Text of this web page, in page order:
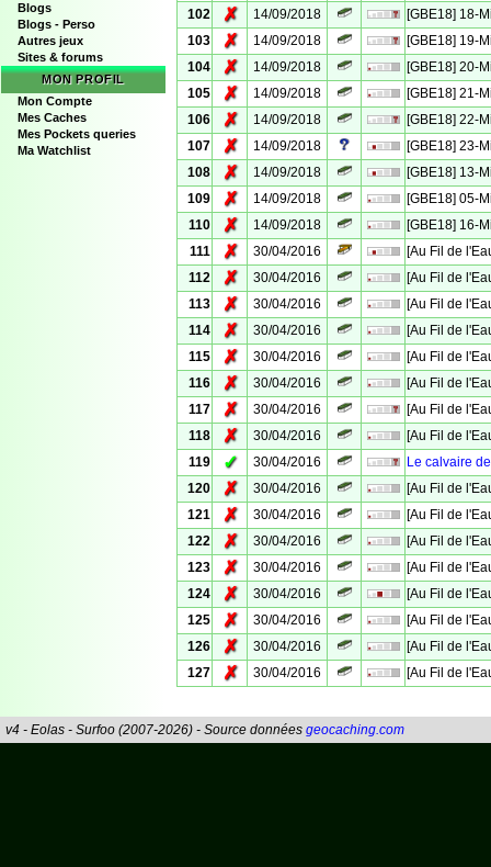
Blogs
Blogs - Perso
Autres jeux
Sites & forums
MON PROFIL
Mon Compte
Mes Caches
Mes Pockets queries
Ma Watchlist
102
✗ 14/09/2018
[GBE18] 18-
103
✗ 14/09/2018
[GBE18] 19-
104
✗ 14/09/2018
[GBE18] 20-
105
✗ 14/09/2018
[GBE18] 21-
106
✗ 14/09/2018
[GBE18] 22-
107
✗ 14/09/2018
[GBE18] 23-
108
✗ 14/09/2018
[GBE18] 13-
109
✗ 14/09/2018
[GBE18] 05-
110
✗ 14/09/2018
[GBE18] 16-
111
✗ 30/04/2016
[Au Fil de
112
✗ 30/04/2016
[Au Fil de
113
✗ 30/04/2016
[Au Fil de
114
✗ 30/04/2016
[Au Fil de
115
✗ 30/04/2016
[Au Fil de
116
✗ 30/04/2016
[Au Fil de
117
✗ 30/04/2016
[Au Fil de
118
✗ 30/04/2016
[Au Fil de
119
✓ 30/04/2016
Le calvaire
120
✗ 30/04/2016
[Au Fil de
121
✗ 30/04/2016
[Au Fil de
122
✗ 30/04/2016
[Au Fil de
123
✗ 30/04/2016
[Au Fil de
124
✗ 30/04/2016
[Au Fil de
125
✗ 30/04/2016
[Au Fil de
126
✗ 30/04/2016
[Au Fil de
127
✗ 30/04/2016 [Au Fil de
v4 - Eolas - Surfoo (2007-2026) - Source données geocaching.com